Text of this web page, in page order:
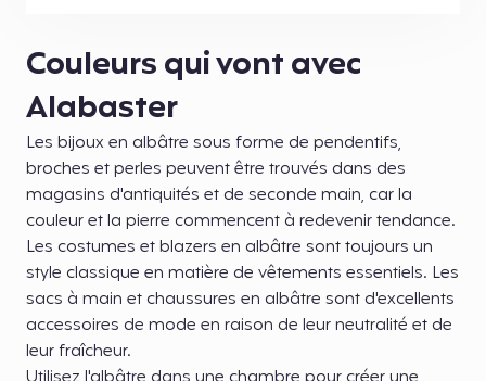
Couleurs qui vont avec
Alabaster
Les bijoux en albâtre sous forme de pendentifs,
broches et perles peuvent être trouvés dans des
magasins d'antiquités et de seconde main, car la
couleur et la pierre commencent à redevenir tendance.
Les costumes et blazers en albâtre sont toujours un
style classique en matière de vêtements essentiels. Les
sacs à main et chaussures en albâtre sont d'excellents
accessoires de mode en raison de leur neutralité et de
leur fraîcheur.